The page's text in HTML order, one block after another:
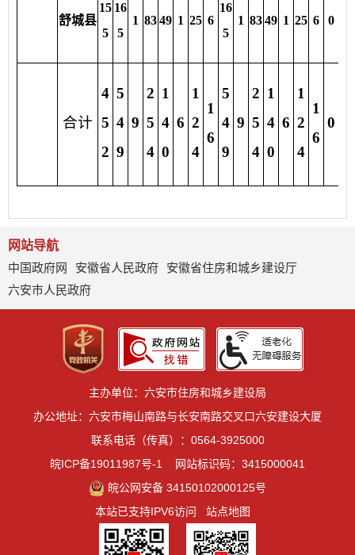
舒城县
15
5
16
5
1 8349 1 25 6
16
5
1 8349 1 25 6 0
合计
4
5
2
5
4
9
9
2
5
4
1
4
0
6
1
2
4
1
6
5
4
9
9
2
5
4
1
4
0
6
1
2
4
1
6
0
网站导航
中国政府网
安徽省人民政府
安徽省住房和城乡建设厅
六安市人民政府
主办单位：六安市住房和城乡建设局
办公地址：六安市梅山南路与长安南路交叉口六安建设大厦
联系电话（传真）：0564-3925000
皖ICP备19011987号-1
网站标识码：3415000041
皖公网安备 34150102000125号
本站已支持IPV6访问
站点地图